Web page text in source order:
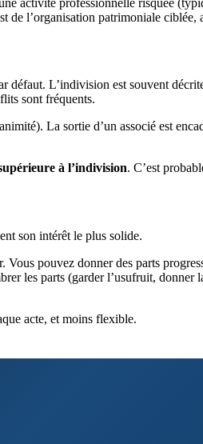
l’organisation patrimoniale ciblée,
L’indivision est souvent
sont fréquents.
La sortie d’un associé est
à l’indivision. C’est
son intérêt le plus solide.
pouvez donner des parts
les parts (garder l’usufruit,
acte, et moins flexible.